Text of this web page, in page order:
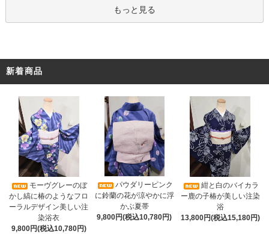
もっと見る
新着商品
モーヴグレーのぼ
かし縞に椿のようなフロ
ーラルデザイン美しい注
染浴衣
9,800円(税込10,780円)
パウダリーピンク
に鈴蘭の花が涼やかに浮
かぶ夏帯
9,800円(税込10,780円)
紺と白のバイカラ
ー鹿の子椿が美しい注染
浴
13,800円(税込15,180円)